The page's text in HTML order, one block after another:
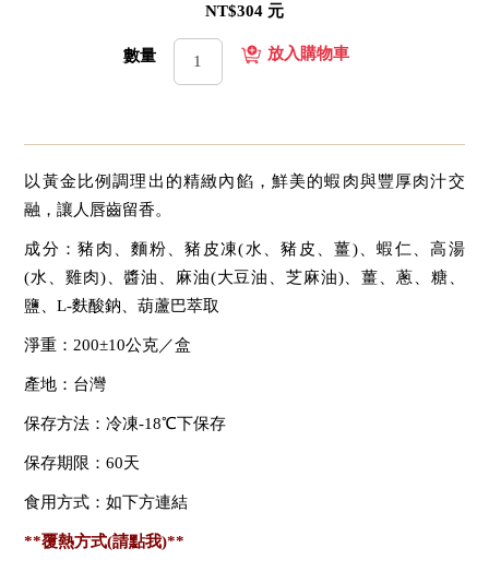
NT$304 元
數量
以黃金比例調理出的精緻內餡，鮮美的蝦肉與豐厚肉汁交
融，讓人唇齒留香。
成分：豬肉、麵粉、豬皮凍(水、豬皮、薑)、蝦仁、高湯
(水、雞肉)、醬油、麻油(大豆油、芝麻油)、薑、蔥、糖、
鹽、L-麩酸鈉、葫蘆巴萃取
淨重：200±10公克／盒
產地：台灣
保存方法：冷凍-18℃下保存
保存期限：60天
食用方式：如下方連結
**覆熱方式(請點我)**